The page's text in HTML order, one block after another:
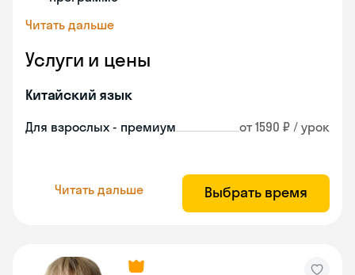
Читать дальше
Услуги и цены
Китайский язык
Для взрослых - премиум от 1590 ₽ / урок
Читать дальше Выбрать время